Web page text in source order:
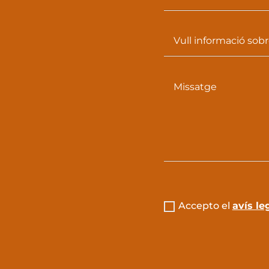
Accepto el avís